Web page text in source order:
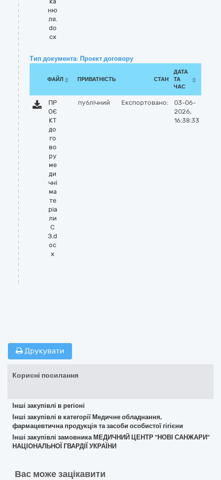
ню
ля.
do
cx
Тип документа: Проект договору
ФАЙЛ ПРИВАТНІСТЬ СТАН
ДАТА
ТА
ЧАС
ПР
ОЄ
КТ
до
го
во
ру
ме
ди
чні
ма
те
ріа
ли
С
З.d
oc
x
публічний Експортовано:
03-06-
2026,
16:38:33
Друкувати
Корисні посилання
Інші закупівлі в регіоні
Інші закупівлі в категорії Медичне обладнання,
фармацевтична продукція та засоби особистої гігієни
Інші закупівлі замовника МЕДИЧНИЙ ЦЕНТР "НОВІ САНЖАРИ"
НАЦІОНАЛЬНОЇ ГВАРДІЇ УКРАЇНИ
Вас може зацікавити